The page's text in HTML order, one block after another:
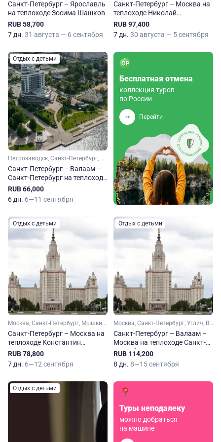
Санкт-Петербург – Ярославль
на теплоходе Зосима Шашков
RUB 58,700
7 дн. 31 августа — 6 сентября
Санкт-Петербург – Москва на
теплоходе Николай
Чернышевский
RUB 97,400
7 дн. 30 августа — 5 сентября
Отдых с детьми
Петрозаводск, Санкт-Петербург, Свирьстрой, Верхние Мандроги
Санкт-Петербург – Валаам –
Санкт-Петербург на теплоходе
Леонид Соболев
RUB 66,000
6 дн. 6—11 сентября
Бесплатная отмена
коллекция туров
по России
Перейти
Отдых с детьми
Москва, Санкт-Петербург, Мышкин, Верхние Мандроги
Санкт-Петербург – Москва на
теплоходе Константин
Симонов
RUB 78,800
7 дн. 6—12 сентября
Отдых с детьми
Москва, Санкт-Петербург, Углич, Верхние Мандроги, Шлиссельбург
Санкт-Петербург – Валаам –
Москва на теплоходе Санкт-
Петербург
RUB 114,200
8 дн. 8—15 сентября
Отдых с детьми
Туры неподалеку
можно добраться
на машине